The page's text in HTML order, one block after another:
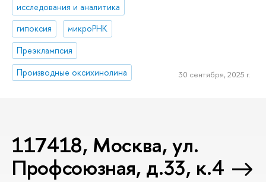
исследования и аналитика
гипоксия
микроРНК
Преэклампсия
Производные оксихинолина
30 сентября, 2025 г.
117418, Москва, ул.
Профсоюзная, д.33, к.4